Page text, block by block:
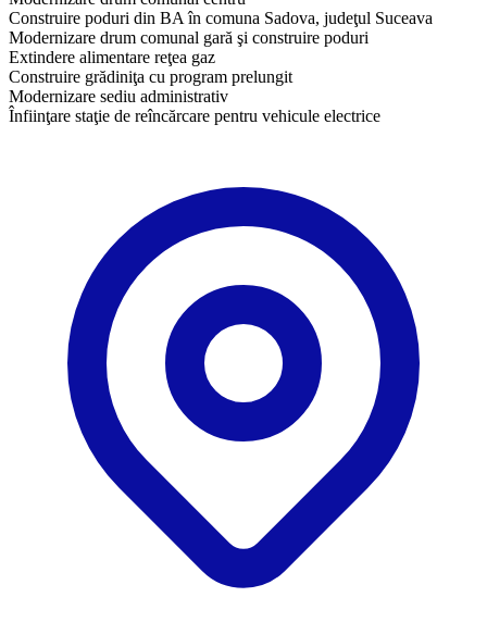
Construire poduri din BA în comuna Sadova, judeţul Suceava
Modernizare drum comunal gară şi construire poduri
Extindere alimentare reţea gaz
Construire grădiniţa cu program prelungit
Modernizare sediu administrativ
Înfiinţare staţie de reîncărcare pentru vehicule electrice